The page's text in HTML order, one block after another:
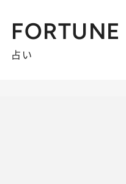
FORTUNE
占い